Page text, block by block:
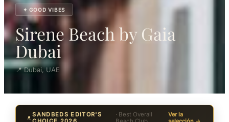
✦ GOOD VIBES
Sirene Beach by Gaia
Dubai
📍 Dubai, UAE
SANDBEDS EDITOR'S
· Best Overall
Ver la